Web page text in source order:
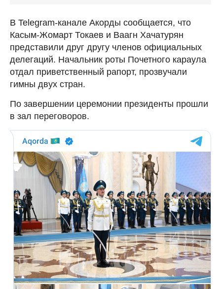
В Telegram-канале Акорды сообщается, что
Касым-Жомарт Токаев и Ваагн Хачатурян
представили друг другу членов официальных
делегаций. Начальник роты Почетного караула
отдал приветственный рапорт, прозвучали
гимны двух стран.
По завершении церемонии президенты прошли
в зал переговоров.